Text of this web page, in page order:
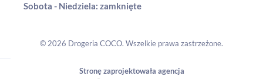
Sobota - Niedziela: zamknięte
© 2026 Drogeria COCO. Wszelkie prawa zastrzeżone.
Stronę zaprojektowała agencja